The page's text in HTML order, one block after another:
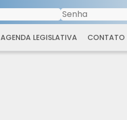
AGENDA LEGISLATIVA CONTATO